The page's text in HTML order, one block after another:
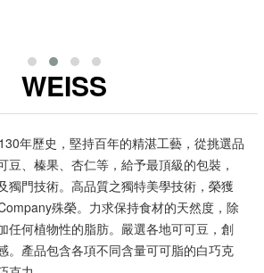
WEISS
年歷史，堅持百年的精湛工藝，從挑選品
豆、榛果、杏仁等，給予最頂級的包裝，
獨門技術。高品質之獨特美學技術，榮獲
殊榮。力求保持食材的天然度，除
任何植物性的脂肪。嚴選各地可可豆，創
。產品包含各項不同含量可可脂的白巧克